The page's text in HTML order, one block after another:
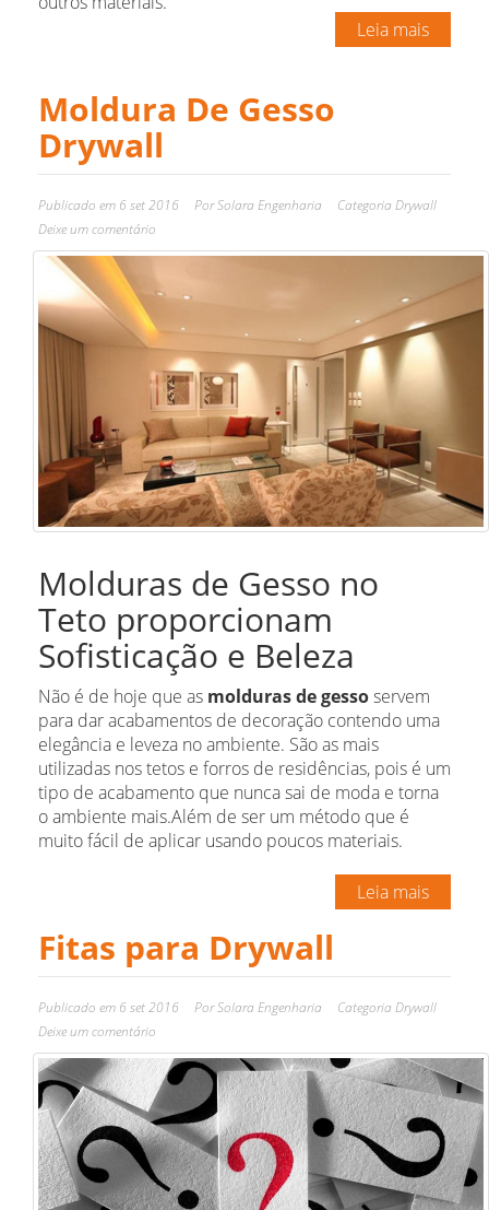
Leia mais
Moldura De Gesso
Drywall
Publicado em 6 set 2016 PorSolara Engenharia Categoria Drywall
Deixe um comentário
Molduras de Gesso no
Teto proporcionam
Sofisticação e Beleza
Não é de hoje que as molduras de gessoservem
para dar acabamentos de decoração contendo uma
elegância e leveza no ambiente. São as mais
utilizadas nos tetos e forros de residências, pois é um
tipo de acabamento que nunca sai de moda e torna
o ambiente mais.Além de ser um método que é
muito fácil de aplicar usando poucos materiais.
Leia mais
Fitas para Drywall
Publicado em 6 set 2016 PorSolara Engenharia Categoria Drywall
Deixe um comentário